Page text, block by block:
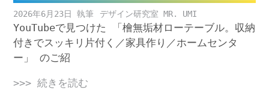
2026年6月23日 デザイン研究室 MR. UMI
YouTubeで見つけた 「檜無垢材ローテーブル。収納
付きでスッキリ片付く／家具作り／ホームセンタ
ー」 のご紹
>>> 続きを読む